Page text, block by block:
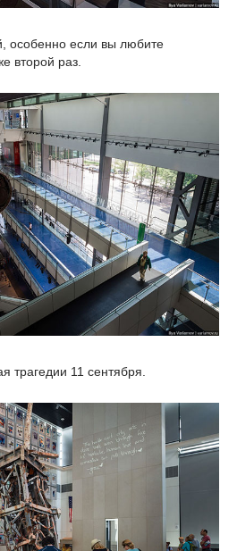
особенно если вы любите
второй раз.
трагедии 11 сентября.